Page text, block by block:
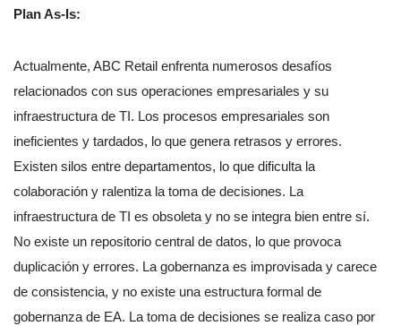
Plan As-Is:
Actualmente, ABC Retail enfrenta numerosos desafíos
relacionados con sus operaciones empresariales y su
infraestructura de TI. Los procesos empresariales son
ineficientes y tardados, lo que genera retrasos y errores.
Existen silos entre departamentos, lo que dificulta la
colaboración y ralentiza la toma de decisiones. La
infraestructura de TI es obsoleta y no se integra bien entre sí.
No existe un repositorio central de datos, lo que provoca
duplicación y errores. La gobernanza es improvisada y carece
de consistencia, y no existe una estructura formal de
gobernanza de EA. La toma de decisiones se realiza caso por